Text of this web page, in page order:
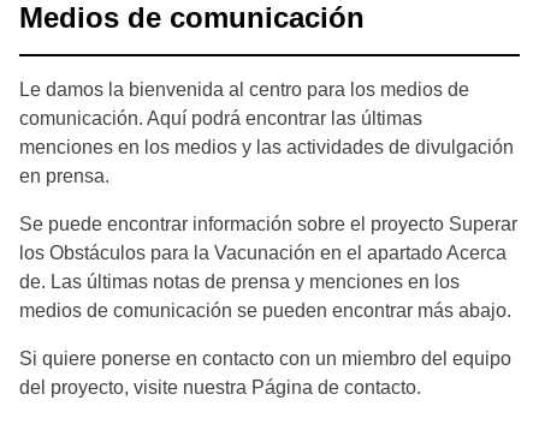
Medios de comunicación
Le damos la bienvenida al centro para los medios de
comunicación. Aquí podrá encontrar las últimas
menciones en los medios y las actividades de divulgación
en prensa.
Se puede encontrar información sobre el proyecto Superar
los Obstáculos para la Vacunación en el apartado Acerca
de. Las últimas notas de prensa y menciones en los
medios de comunicación se pueden encontrar más abajo.
Si quiere ponerse en contacto con un miembro del equipo
del proyecto, visite nuestra Página de contacto.